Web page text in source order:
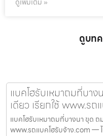
ดูบท
แบคโฮรับเหมาถมที่บา
เดียว เรียกใช้ www.ร
แบคโฮรับเหมาถมที่บางนา ขุด ถ
www.รถแบคโฮรับจ้าง.com —